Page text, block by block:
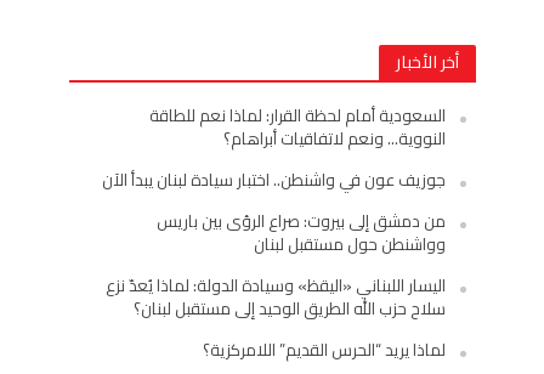
أخر الأخبار
السعودية أمام لحظة القرار: لماذا نعم للطاقة
النووية… ونعم لاتفاقيات أبراهام؟
جوزيف عون في واشنطن.. اختبار سيادة لبنان يبدأ الآن
من دمشق إلى بيروت: صراع الرؤى بين باريس
وواشنطن حول مستقبل لبنان
اليسار اللبناني «اليقظ» وسيادة الدولة: لماذا يُعدّ نزع
سلاح حزب الله الطريق الوحيد إلى مستقبل لبنان؟
لماذا يريد “الحرس القديم” اللامركزية؟